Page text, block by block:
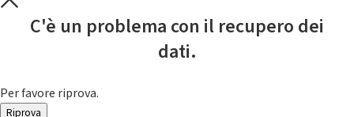
C'è un problema con il recupero dei
dati.
Per favore riprova.
Riprova